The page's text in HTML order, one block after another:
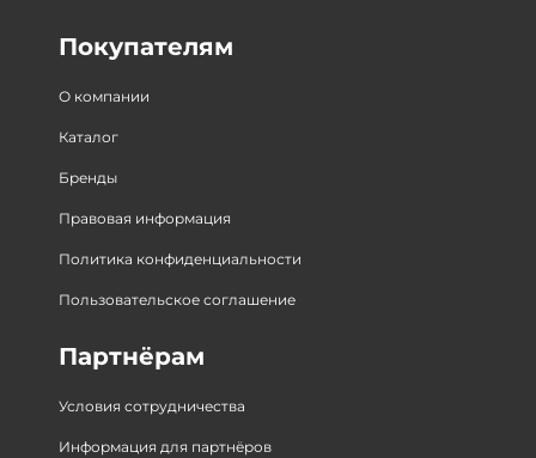
Покупателям
О компании
Каталог
Бренды
Правовая информация
Политика конфиденциальности
Пользовательское соглашение
Партнёрам
Условия сотрудничества
Информация для партнёров